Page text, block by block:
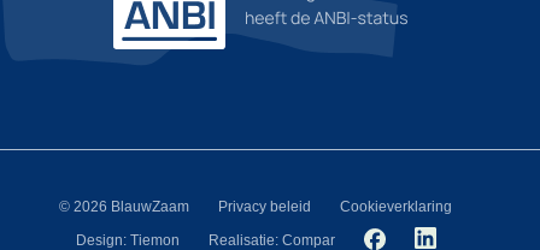
© 2026 BlauwZaam Privacy beleid
Cookieverklaring
Design: Tiemon
Realisatie: Compar